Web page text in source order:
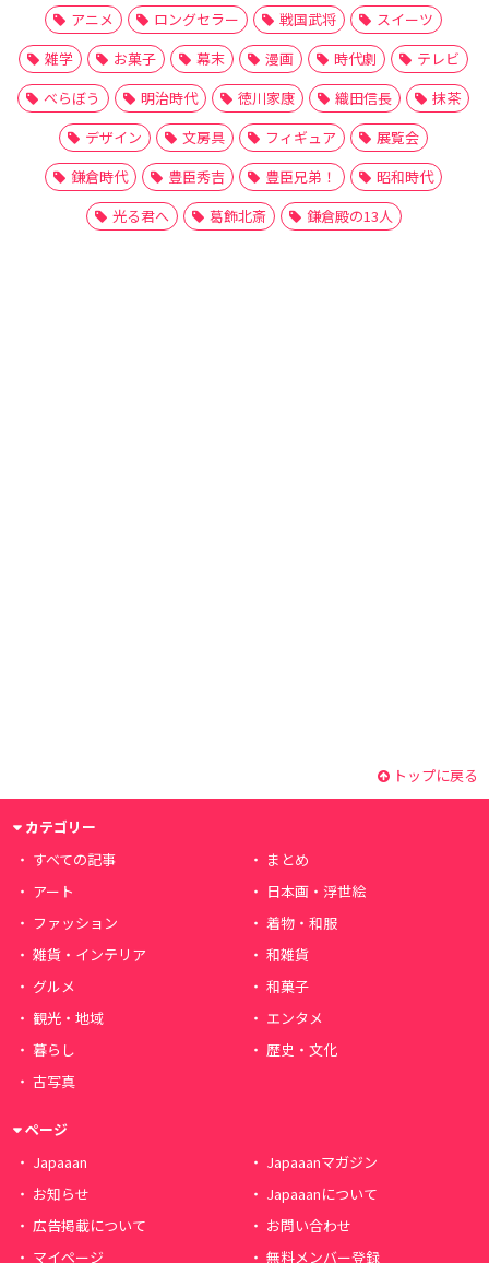
アニメ
ロングセラー 戦国武将
スイーツ
雑学
お菓子 幕末 漫画 時代劇
テレビ
べらぼう
明治時代 徳川家康 織田信長
抹茶
デザイン
文房具 フィギュア
展覧会
鎌倉時代
豊臣秀吉 豊臣兄弟！
昭和時代
光る君へ
葛飾北斎 鎌倉殿の13人
トップに戻る
カテゴリー
すべての記事
まとめ
アート
日本画・浮世絵
ファッション
着物・和服
雑貨・インテリア
和雑貨
グルメ
和菓子
観光・地域
エンタメ
暮らし
歴史・文化
古写真
ページ
Japaaan
Japaaanマガジン
お知らせ
Japaaanについて
広告掲載について
お問い合わせ
マイページ
無料メンバー登録